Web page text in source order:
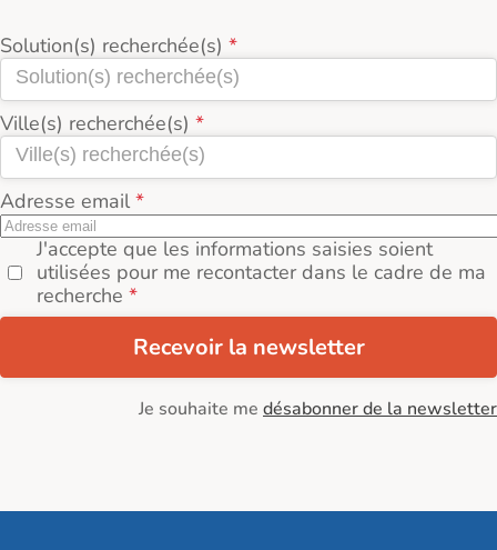
Solution(s) recherchée(s)
Ville(s) recherchée(s)
Adresse email
J'accepte que les informations saisies soient
utilisées pour me recontacter dans le cadre de ma
recherche
Recevoir la newsletter
Je souhaite me désabonner de la newsletter